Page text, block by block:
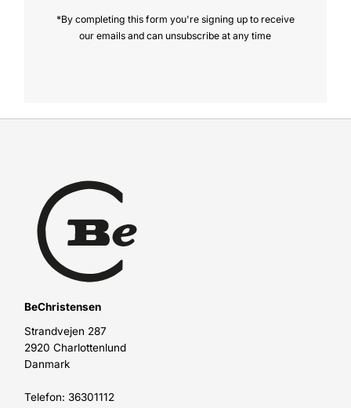
*By completing this form you're signing up to receive
our emails and can unsubscribe at any time
BeChristensen
Strandvejen 287
2920 Charlottenlund
Danmark
Telefon: 36301112